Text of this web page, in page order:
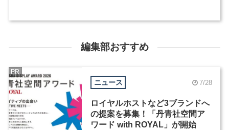
編集部おすすめ
ニュース 7/28
ロイヤルホストなど3ブランドへ
の提案を募集！「丹青社空間ア
ワード with ROYAL」が開始
PR